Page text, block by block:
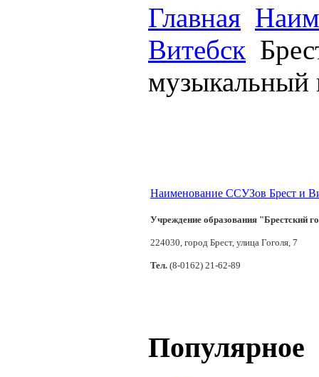
Главная
Витебск
Наименование ССУЗов Брест и
Учреждение образования "Брестский
224030, город Брест, улица Гоголя, 7
Тел. (8-0162) 21-62-89
Популярное